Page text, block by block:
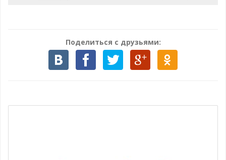
Поделиться с друзьями: